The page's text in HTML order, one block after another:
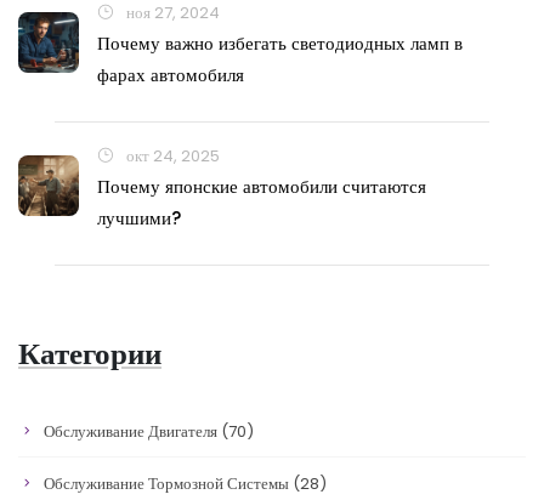
ноя 27, 2024
Почему важно избегать светодиодных ламп в
фарах автомобиля
окт 24, 2025
Почему японские автомобили считаются
лучшими?
Категории
Обслуживание Двигателя (70)
Обслуживание Тормозной Системы (28)